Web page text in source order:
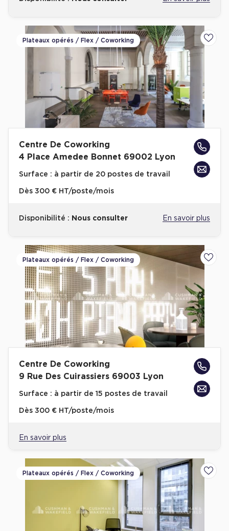
Plateaux opérés / Flex / Coworking
Centre De Coworking
4 Place Amedee Bonnet 69002 Lyon
Surface : à partir de 20 postes de travail
Dès 300 € HT/poste/mois
Disponibilité : Nous consulter En savoir plus
Plateaux opérés / Flex / Coworking
Centre De Coworking
9 Rue Des Cuirassiers 69003 Lyon
Surface : à partir de 15 postes de travail
Dès 300 € HT/poste/mois
En savoir plus
Plateaux opérés / Flex / Coworking